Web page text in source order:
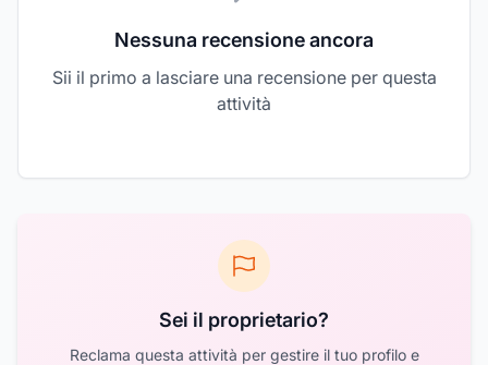
Nessuna recensione ancora
Sii il primo a lasciare una recensione per questa
attività
Sei il proprietario?
Reclama questa attività per gestire il tuo profilo e